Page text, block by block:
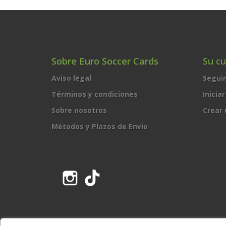
Sobre Euro Soccer Cards
Aviso legal
Términos y condiciones
Sobre nosotros
Métodos y Plazos de Envío
Su
Crear
Instagram